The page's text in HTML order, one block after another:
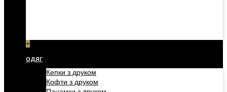
+
ОДЯГ
Кепки з друком
Кофти з друком